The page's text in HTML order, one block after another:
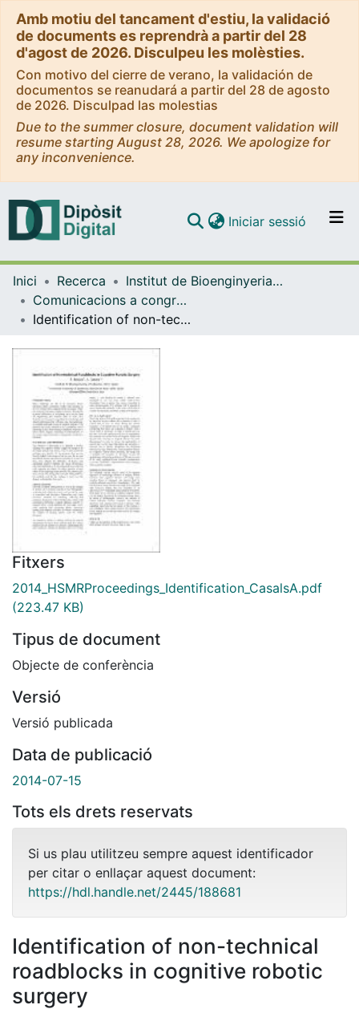
Amb motiu del tancament d'estiu, la validació
de documents es reprendrà a partir del 28
d'agost de 2026. Disculpeu les molèsties.
Con motivo del cierre de verano, la validación de
documentos se reanudará a partir del 28 de agosto
de 2026. Disculpad las molestias
Due to the summer closure, document validation will
resume starting August 28, 2026. We apologize for
any inconvenience.
Navega per tot el DD
Com publicar
Iniciar sessió (current)
Inici Recerca
Institut de Bioenginyeria de Catalunya (IBEC)
Comunicacions a congressos (Institut de Bioenginyeria de Catalunya (IBEC))
Identification of non-technical roadblocks in cognitive robotic surgery
Fitxers
2014_HSMRProceedings_Identification_CasalsA.pdf
(223.47 KB)
Tipus de document
Objecte de conferència
Versió
Versió publicada
Data de publicació
2014-07-15
Tots els drets reservats
Si us plau utilitzeu sempre aquest identificador
per citar o enllaçar aquest document:
https://hdl.handle.net/2445/188681
Identification of non-technical
roadblocks in cognitive robotic
surgery